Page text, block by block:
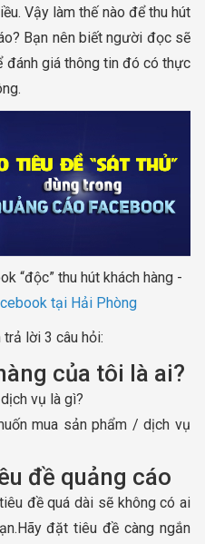
Vậy làm thế nào để thu hút
Bạn nên biết người đọc sẽ
đánh giá thông tin đó có thực
“độc” thu hút khách hàng -
tại Hải Phòng
lời 3 câu hỏi:
của tôi là ai?
vụ là gì?
mua sản phẩm / dịch vụ
đề quảng cáo
đề quá dài sẽ không có ai
đặt tiêu đề càng ngắn